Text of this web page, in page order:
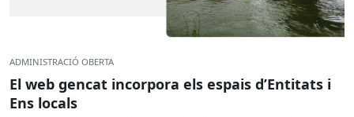
ADMINISTRACIÓ OBERTA
El web gencat incorpora els espais d’Entitats i
Ens locals